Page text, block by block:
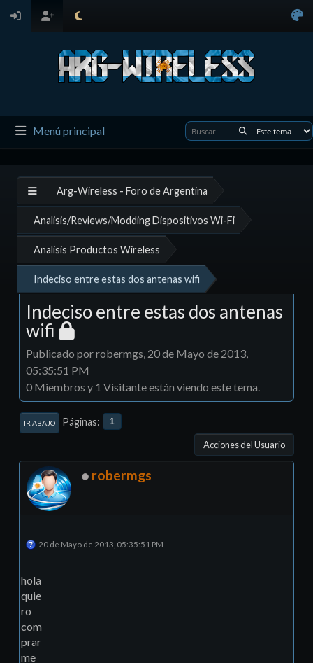
Menú principal
Arg-Wireless - Foro de Argentina
Analisis/Reviews/Modding Dispositivos Wi-Fi
Analisis Productos Wireless
Indeciso entre estas dos antenas wifi
Indeciso entre estas dos antenas
wifi
Publicado por robermgs, 20 de Mayo de 2013,
05:35:51 PM
0 Miembros y 1 Visitante están viendo este tema.
IR ABAJO Páginas 1
Acciones del Usuario
robermgs
20 de Mayo de 2013, 05:35:51 PM
hola
quie
ro
com
prar
me